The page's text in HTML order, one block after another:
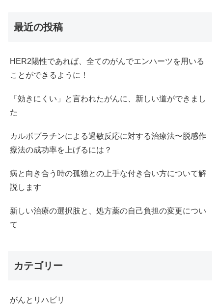
最近の投稿
HER2陽性であれば、全てのがんでエンハーツを用いる
ことができるように！
「効きにくい」と言われたがんに、新しい道ができまし
た
カルボプラチンによる過敏反応に対する治療法〜脱感作
療法の成功率を上げるには？
病と向き合う時の孤独との上手な付き合い方について解
説します
新しい治療の選択肢と、処方薬の自己負担の変更につい
て
カテゴリー
がんとリハビリ